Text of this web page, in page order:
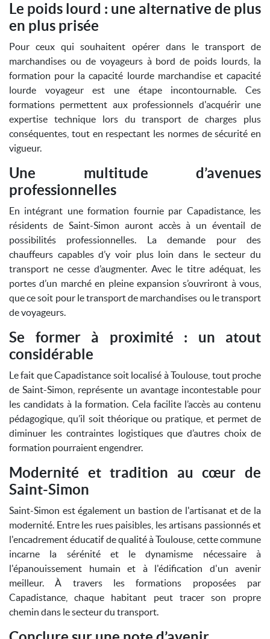
Le poids lourd : une alternative de plus
en plus prisée
Pour ceux qui souhaitent opérer dans le transport de
marchandises ou de voyageurs à bord de poids lourds, la
formation pour la capacité lourde marchandise et capacité
lourde voyageur est une étape incontournable. Ces
formations permettent aux professionnels d'acquérir une
expertise technique lors du transport de charges plus
conséquentes, tout en respectant les normes de sécurité en
vigueur.
Une multitude d’avenues
professionnelles
En intégrant une formation fournie par Capadistance, les
résidents de Saint-Simon auront accès à un éventail de
possibilités professionnelles. La demande pour des
chauffeurs capables d’y voir plus loin dans le secteur du
transport ne cesse d’augmenter. Avec le titre adéquat, les
portes d’un marché en pleine expansion s’ouvriront à vous,
que ce soit pour le transport de marchandises ou le transport
de voyageurs.
Se former à proximité : un atout
considérable
Le fait que Capadistance soit localisé à Toulouse, tout proche
de Saint-Simon, représente un avantage incontestable pour
les candidats à la formation. Cela facilite l’accès au contenu
pédagogique, qu’il soit théorique ou pratique, et permet de
diminuer les contraintes logistiques que d’autres choix de
formation pourraient engendrer.
Modernité et tradition au cœur de
Saint-Simon
Saint-Simon est également un bastion de l'artisanat et de la
modernité. Entre les rues paisibles, les artisans passionnés et
l'encadrement éducatif de qualité à Toulouse, cette commune
incarne la sérénité et le dynamisme nécessaire à
l'épanouissement humain et à l'édification d'un avenir
meilleur. À travers les formations proposées par
Capadistance, chaque habitant peut tracer son propre
chemin dans le secteur du transport.